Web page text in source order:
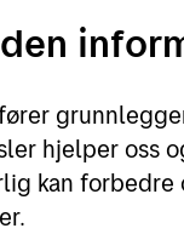
hjelper oss
kan